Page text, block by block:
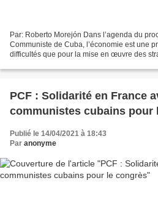
Par: Roberto Morejón Dans l’agenda du
Communiste de Cuba, l’économie est une
difficultés que pour la mise en œuvre des
PCF : Solidarité en France
communistes cubains pour
Publié le 14/04/2021 à 18:43
Par anonyme